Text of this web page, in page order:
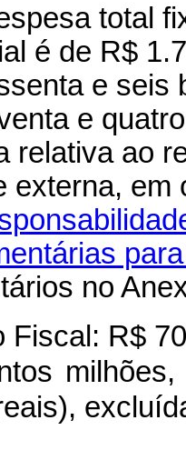
total
é de R$
e seis
e
relativa ao
externa,
no
Fiscal: R$